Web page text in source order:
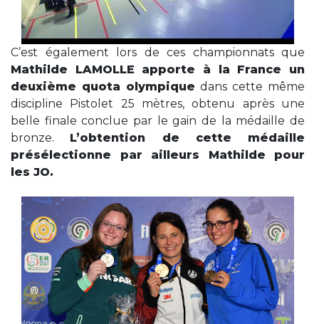
C’est également lors de ces championnats que
Mathilde LAMOLLE apporte à la France un
deuxième quota olympique dans cette même
discipline Pistolet 25 mètres, obtenu après une
belle finale conclue par le gain de la médaille de
bronze. L’obtention de cette médaille
présélectionne par ailleurs Mathilde pour
les JO.